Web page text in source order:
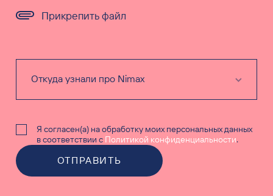
Прикрепить файл
Я согласен(а) на обработку моих персональных данных
в соответствии с Политикой конфиденциальности.
ОТПРАВИТЬ